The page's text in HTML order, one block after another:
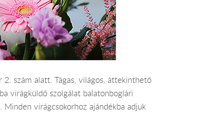
szám alatt. Tágas, világos, áttekinthető
virágküldő szolgálat balatonboglári
virágcsokorhoz ajándékba adjuk